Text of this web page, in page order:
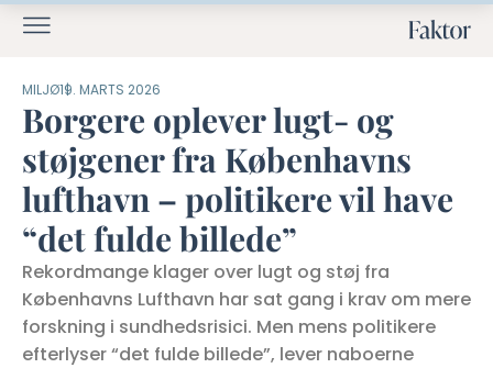
MILJØ19. MARTS 2026
Borgere oplever lugt- og
støjgener fra Københavns
lufthavn – politikere vil have
“det fulde billede”
Rekordmange klager over lugt og støj fra
Københavns Lufthavn har sat gang i krav om mere
forskning i sundhedsrisici. Men mens politikere
efterlyser “det fulde billede”, lever naboerne